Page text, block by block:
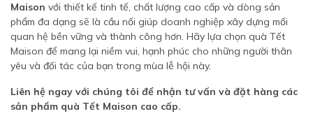
Maison với thiết kế tinh tế, chất lượng cao cấp và dòng sản
phẩm đa dạng sẽ là cầu nối giúp doanh nghiệp xây dựng mối
quan hệ bền vững và thành công hơn. Hãy lựa chọn quà Tết
Maison để mang lại niềm vui, hạnh phúc cho những người thân
yêu và đối tác của bạn trong mùa lễ hội này.
Liên hệ ngay với chúng tôi để nhận tư vấn và đặt hàng các
sản phẩm quà Tết Maison cao cấp.